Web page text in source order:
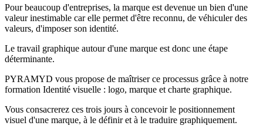
Pour beaucoup d'entreprises, la marque est devenue un bien d'une
valeur inestimable car elle permet d'être reconnu, de véhiculer des
valeurs, d'imposer son identité.
Le travail graphique autour d'une marque est donc une étape
déterminante.
PYRAMYD vous propose de maîtriser ce processus grâce à notre
formation Identité visuelle : logo, marque et charte graphique.
Vous consacrerez ces trois jours à concevoir le positionnement
visuel d'une marque, à le définir et à le traduire graphiquement.